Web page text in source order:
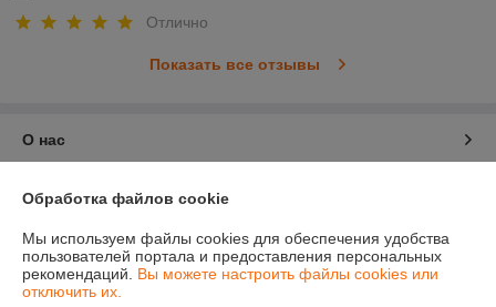
Отлично
Показать все отзывы
О нас
Контакты
Доставка и оплата
График работы
Обработка файлов cookie
Мы используем файлы cookies для обеспечения удобства
пользователей портала и предоставления персональных
рекомендаций. Вы можете настроить файлы cookies или
отключить их.